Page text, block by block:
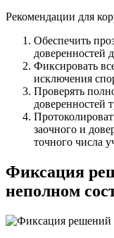
Рекомендации для
Обеспечить
доверенностей
Фиксировать
исключения
Проверять
доверенностей
заочного и
точного числа
Фиксация
неполном